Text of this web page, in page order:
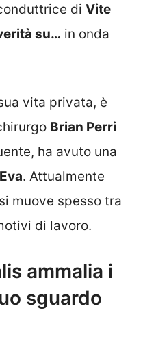
di Vite
su… in onda
vita privata, è
Brian Perri
ha avuto una
. Attualmente
muove spesso tra
di lavoro.
ammalia i
sguardo